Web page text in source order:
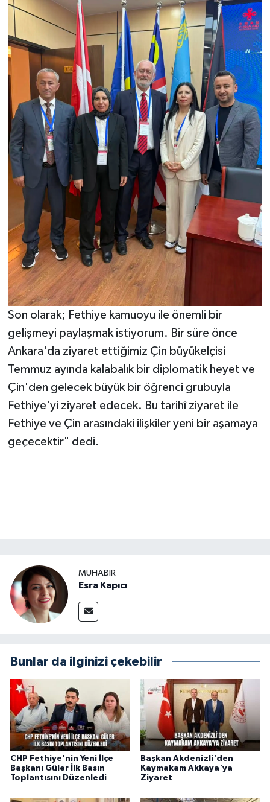
Son olarak; Fethiye kamuoyu ile önemli bir
gelişmeyi paylaşmak istiyorum. Bir süre önce
Ankara'da ziyaret ettiğimiz Çin büyükelçisi
Temmuz ayında kalabalık bir diplomatik heyet ve
Çin'den gelecek büyük bir öğrenci grubuyla
Fethiye'yi ziyaret edecek. Bu tarihî ziyaret ile
Fethiye ve Çin arasındaki ilişkiler yeni bir aşamaya
geçecektir" dedi.
MUHABİR
Esra Kapıcı
Bunlar da ilginizi çekebilir
CHP Fethiye'nin Yeni İlçe
Başkanı Güler İlk Basın
Toplantısını Düzenledi
Başkan Akdenizli'den
Kaymakam Akkaya'ya
Ziyaret